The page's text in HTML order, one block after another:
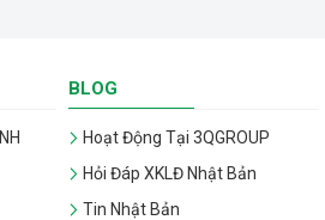
BLOG
Hoạt Động Tại 3QGROUP
Hỏi Đáp XKLĐ Nhật Bản
Tin Nhật Bản